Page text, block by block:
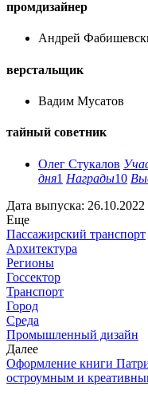
промдизайнер
Андрей
верстальщик
Вадим Мусатов
тайный советник
Олег Стукалов
дня1 Награды10
Дата выпуска: 26.10.2022
Еще
Пассажирский транспорт
Архитектура
Регионы
Госсектор
Транспорт
Город
Среда
Промышленный дизайн
Далее
Оформление книги
остроумным и